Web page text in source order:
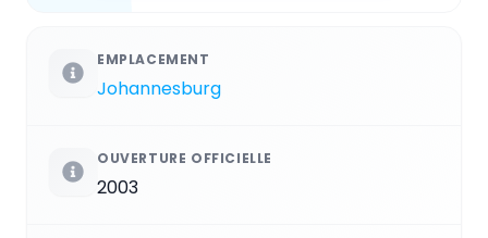
EMPLACEMENT
Johannesburg
OUVERTURE OFFICIELLE
2003